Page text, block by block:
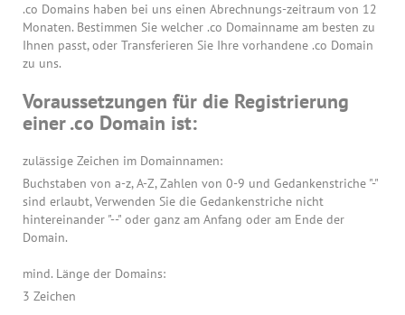
.co Domains haben bei uns einen Abrechnungs-zeitraum von 12
Monaten. Bestimmen Sie welcher .co Domainname am besten zu
Ihnen passt, oder Transferieren Sie Ihre vorhandene .co Domain
zu uns.
Voraussetzungen für die Registrierung
einer .co Domain ist:
zulässige Zeichen im Domainnamen:
Buchstaben von a-z, A-Z, Zahlen von 0-9 und Gedankenstriche "-"
sind erlaubt, Verwenden Sie die Gedankenstriche nicht
hintereinander "--" oder ganz am Anfang oder am Ende der
Domain.
mind. Länge der Domains:
3 Zeichen